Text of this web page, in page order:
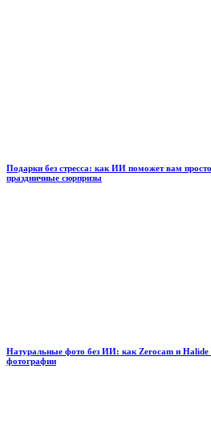
Подарки без стресса: как ИИ поможет вам
праздничные сюрпризы
Натуральные фото без ИИ: как Zerocam и
фотографии